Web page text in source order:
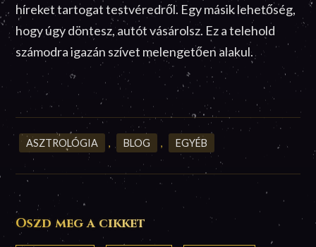
híreket tartogat testvéredről. Egy másik lehetőség,
hogy úgy döntesz, autót vásárolsz. Ez a telehold
számodra igazán szívet melengetően alakul.
ASZTROLÓGIA , BLOG , EGYÉB
Oszd meg a cikket